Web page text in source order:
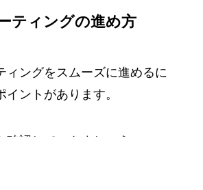
ティングの進め方
ィングをスムーズに進めるに
ントがあります。
確認していきましょう。